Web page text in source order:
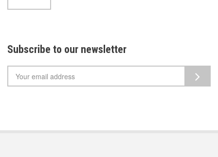
Subscribe to our newsletter